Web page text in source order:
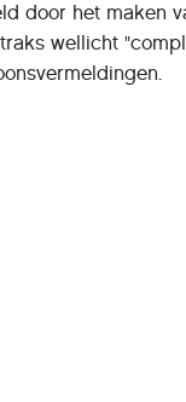
door het maken
wellicht